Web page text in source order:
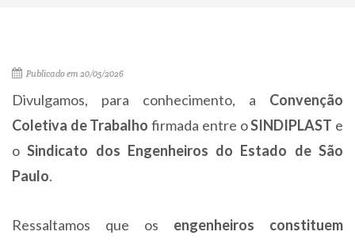
Publicado em 20/05/2026
Divulgamos, para conhecimento, a Convenção
Coletiva de Trabalho firmada entre oSINDIPLAST e
oSindicato dos Engenheiros do Estado de São
Paulo.
Ressaltamos que os engenheiros constituem